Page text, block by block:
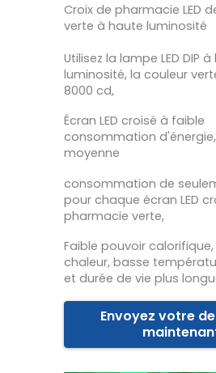
Croix de pharmacie LED
verte à haute luminosité
Utilisez la lampe LED DIP
luminosité, la couleur
8000 cd,
Écran LED croisé à faible
consommation
moyenne
consommation de
pour chaque écran LED
pharmacie verte,
Faible pouvoir
chaleur, basse
et durée de vie plus
Envoyez votre